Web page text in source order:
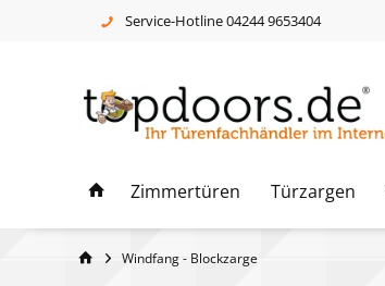
Service-Hotline 04244 9653404
Zimmertüren Türzargen
Windfang - Blockzarge